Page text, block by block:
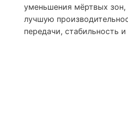
уменьшения мёртвых зон,
лучшую
передачи, стабильность